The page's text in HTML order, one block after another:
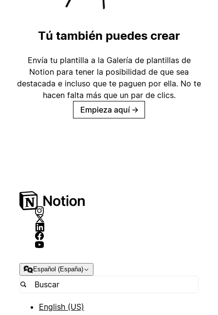
Tú también puedes crear
Envía tu plantilla a la Galería de plantillas de
Notion para tener la posibilidad de que sea
destacada e incluso que te paguen por ella. No te
hacen falta más que un par de clics.
Empieza aquí →
Español (España)
English (US)